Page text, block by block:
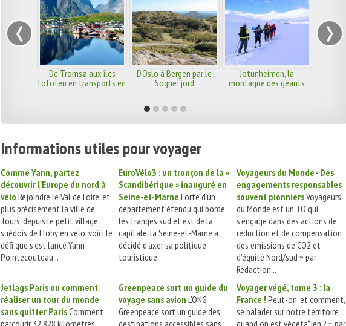
De Tromsø aux îles
Lofoten en transports en
D'Oslo à Bergen par le
Sognefjord
Jotunheimen, la
montagne des géants
‹ ›
Informations utiles pour voyager
Comme Yann, partez
découvrir l'Europe du nord à
vélo Rejoindre le Val de Loire, et
plus précisément la ville de
Tours, depuis le petit village
suédois de Floby en vélo, voici le
défi que s'est lancé Yann
Pointecouteau...
EuroVélo3 : un tronçon de la «
Scandibérique » inauguré en
Seine-et-Marne Forte d’un
département étendu qui borde
les franges sud et est de la
capitale, la Seine-et-Marne a
décidé d’axer sa politique
touristique...
Voyageurs du Monde - Des
engagements responsables
souvent pionniersVoyageurs
du Monde est un TO qui
s'engage dans des actions de
réduction et de compensation
des emissions de CO2 et
d'équité Nord/sud ~ par
Rédaction...
Jetlags Paris ou comment
réaliser un tour du monde
sans quitter ParisComment
Greenpeace sort un guide du
voyage sans avion L'ONG
Greenpeace sort un guide des
Voyager végé, tome 3 : la
France ! Peut-on, et comment,
se balader sur notre territoire